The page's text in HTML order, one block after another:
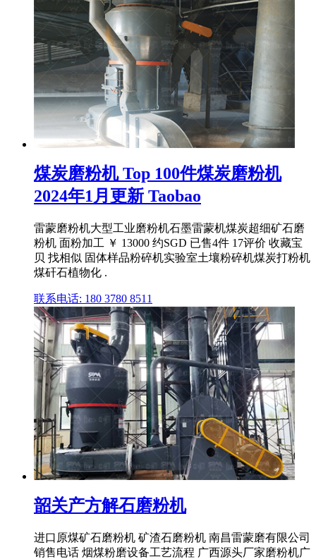
煤炭磨粉机 Top 100件煤炭磨粉机
2024年1月更新 Taobao
雷蒙磨粉机大型工业磨粉机石墨雷蒙机煤炭超细矿石磨
粉机 面粉加工 ￥ 13000 约SGD 已售4件 17评价 收藏宝
贝 找相似 固体样品粉碎机实验室土壤粉碎机煤炭打粉机
煤矸石植物化 .
联系电话: 180 3780 8511
韶关产方解石磨粉机
进口原煤矿石磨粉机 矿渣石磨粉机 南昌雷蒙磨有限公司
销售电话 烟煤粉磨设备工艺流程 广西源头厂家磨粉机广